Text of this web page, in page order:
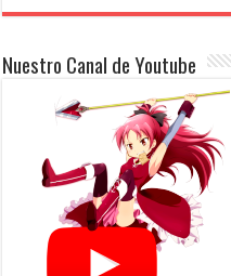
Nuestro Canal de Youtube